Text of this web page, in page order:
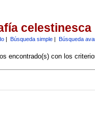
celestinesca
| Búsqueda simple| Búsqueda
encontrado(s) con los